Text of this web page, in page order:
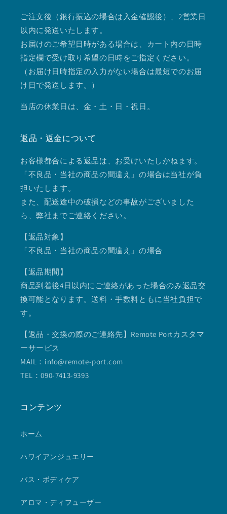
ご注文後（銀行振込の場合は入金確認後）、2営業日
以内に発送いたします。
お届けのご希望日時がある場合は、カート内の日時
指定欄で受け取り希望の日時をご指定ください。
（お届け日時指定の入力がない場合は最短でのお届
け日で発送します。）
当店の休業日は、金・土・日・祝日。
返品・返金について
お客様都合による返品は、お受けいたしかねます。
「不良品・当社の商品の間違え」の場合は当社が負
担いたします。
また、配送途中の破損などの事故がございました
ら、弊社までご連絡ください。
【返品対象】
「不良品・当社の商品の間違え」の場合
【返品期間】
商品到着後4日以内にご連絡があった場合のみ返品交
換可能となります。送料・手数料ともに当社負担で
す。
【返品・交換の際のご連絡先】Remote Portカスタマ
ーサービス
MAIL：info@remote-port.com
TEL：090-7413-9393
コンテンツ
ホーム
ハワイアンジュエリー
バス・ボディケア
アロマ・ディフューザー